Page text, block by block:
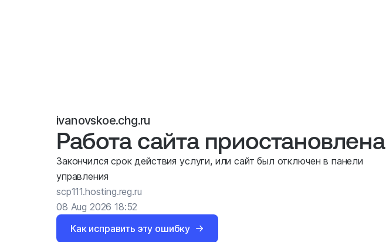
ivanovskoe.chg.ru
Работа сайта приостановлена
Закончился срок действия услуги, или сайт был отключен в панели
управления
scp111.hosting.reg.ru
08 Aug 2026 18:52
Как исправить эту ошибку